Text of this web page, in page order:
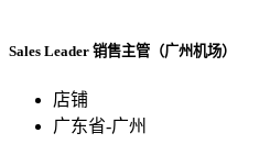
Sales Leader 销售主管（广州机场）
店铺
广东省-广州